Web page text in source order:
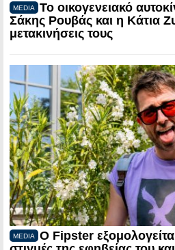
MEDIA
Το οικογενειακό
Σάκης Ρουβάς και η Κάτια
μετακινήσεις τους
MEDIA
Ο Fipster